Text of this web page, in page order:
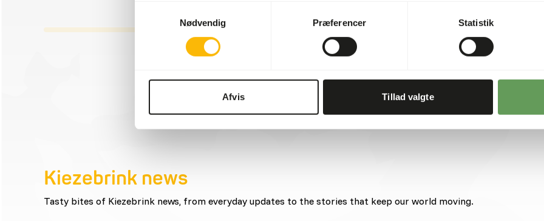
Nødvendig
Præferencer Statistik
Afvis Tillad valgte
Kiezebrink news
Tasty bites of Kiezebrink news, from everyday updates to the stories that keep our world moving.